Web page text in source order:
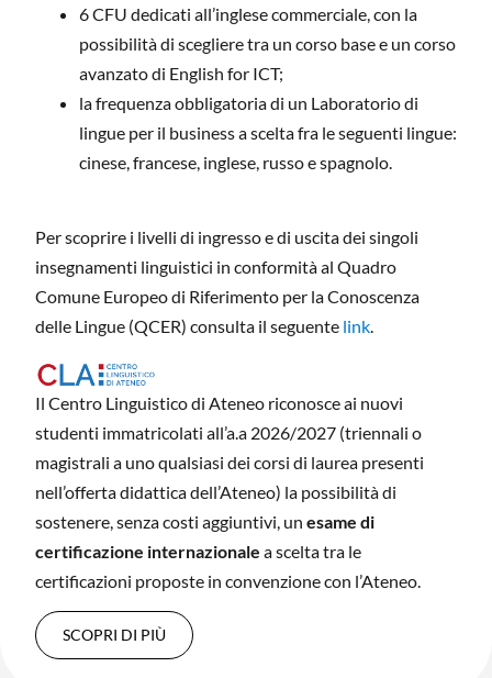
6 CFU dedicati all’inglese commerciale, con la
possibilità di scegliere tra un corso base e un corso
avanzato di English for ICT;
la frequenza obbligatoria di un Laboratorio di
lingue per il business a scelta fra le seguenti lingue:
cinese, francese, inglese, russo e spagnolo.
Per scoprire i livelli di ingresso e di uscita dei singoli
insegnamenti linguistici in conformità al Quadro
Comune Europeo di Riferimento per la Conoscenza
delle Lingue (QCER) consulta il seguente link.
Il Centro Linguistico di Ateneo riconosce ai nuovi
studenti immatricolati all’a.a 2026/2027 (triennali o
magistrali a uno qualsiasi dei corsi di laurea presenti
nell’offerta didattica dell’Ateneo) la possibilità di
sostenere, senza costi aggiuntivi, un esame di
certificazione internazionale a scelta tra le
certificazioni proposte in convenzione con l’Ateneo.
SCOPRI DI PIÙ